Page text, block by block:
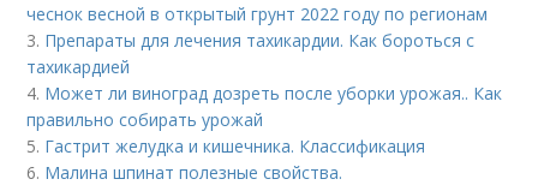
чеснок весной в открытый грунт 2022 году по регионам
3. Препараты для лечения тахикардии. Как бороться с
тахикардией
4. Может ли виноград дозреть после уборки урожая.. Как
правильно собирать урожай
5. Гастрит желудка и кишечника. Классификация
6. Малина шпинат полезные свойства.